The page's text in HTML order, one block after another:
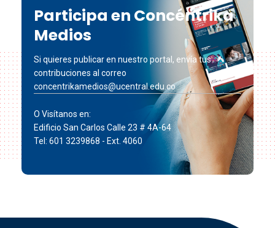
Participa en Concéntrika
Medios
Si quieres publicar en nuestro portal, envía tus
contribuciones al correo
concentrikamedios@ucentral.edu.co
O Visítanos en:
Edificio San Carlos Calle 23 # 4A-64
Tel: 601 3239868 - Ext. 4060